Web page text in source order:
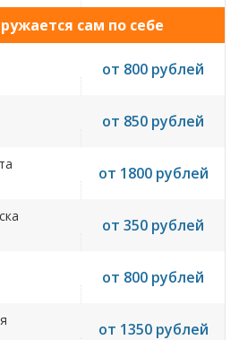
сам по себе
от 800 рублей
от 850 рублей
от 1800 рублей
от 350 рублей
от 800 рублей
от 1350 рублей